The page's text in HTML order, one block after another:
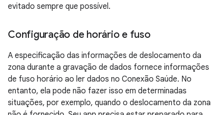
evitado sempre que possível.
Configuração de horário e fuso
A especificação das informações de deslocamento da
zona durante a gravação de dados fornece informações
de fuso horário ao ler dados no Conexão Saúde. No
entanto, ela pode não fazer isso em determinadas
situações, por exemplo, quando o deslocamento da zona